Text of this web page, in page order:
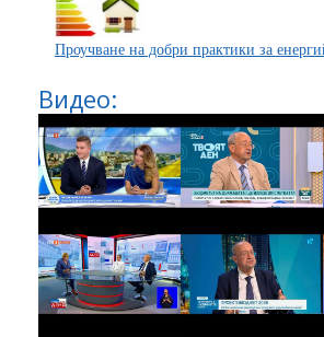
Проучване на добри практики за
Видео: